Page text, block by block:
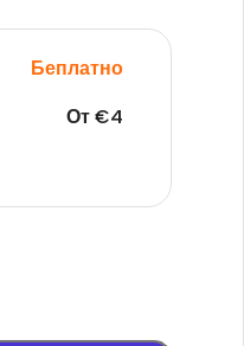
Беплатно
От €4